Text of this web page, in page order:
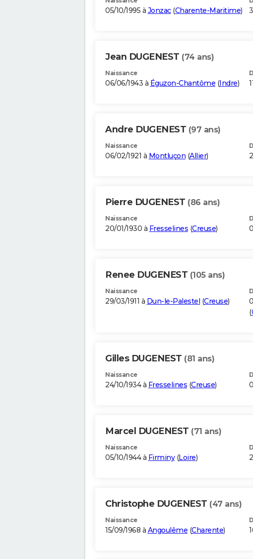
05/10/1995 à Jonzac(Charente-Maritime)
Jean DUGENEST (74 ans)
Naissance
06/06/1943 à Éguzon-Chantôme (Indre)
Andre DUGENEST (97 ans)
Naissance
06/02/1921 à Montluçon (Allier)
Pierre DUGENEST (86 ans)
Naissance
20/01/1930 à Fresselines (Creuse)
Renee DUGENEST (105 ans)
Naissance
29/03/1911 à Dun-le-Palestel (Creuse)
(
Gilles DUGENEST (81 ans)
Naissance
24/10/1934 à Fresselines (Creuse)
Marcel DUGENEST (71 ans)
Naissance
05/10/1944 à Firminy(Loire)
Christophe DUGENEST (47 ans)
Naissance
15/09/1968 à Angoulême (Charente)